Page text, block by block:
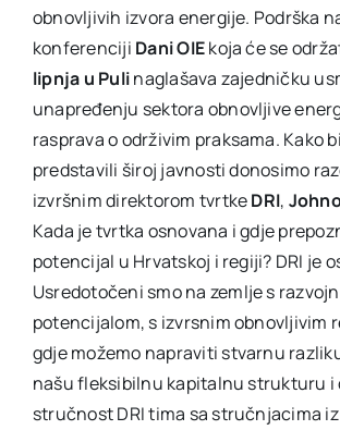
obnovljivih izvora energije. Podrška
konferenciji Dani OIEkoja će se
lipnja u Pulinaglašava zajedničku
unapređenju sektora obnovljive
rasprava o održivim praksama. Kako
predstavili široj javnosti donosimo
izvršnim direktorom tvrtkeDRI,
Kada je tvrtka osnovana i gdje
potencijal u Hrvatskoj i regiji? DRI je
Usredotočeni smo na zemlje s
potencijalom, s izvrsnim obnovljivim
gdje možemo napraviti stvarnu
našu fleksibilnu kapitalnu strukturu i
stručnost DRI tima sa stručnjacima